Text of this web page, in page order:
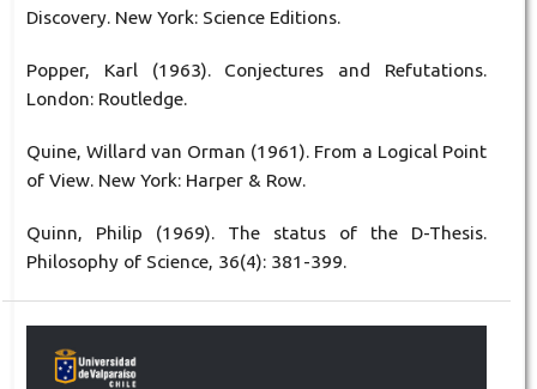
Discovery. New York: Science Editions.
Popper, Karl (1963). Conjectures and Refutations.
London: Routledge.
Quine, Willard van Orman (1961). From a Logical Point
of View. New York: Harper & Row.
Quinn, Philip (1969). The status of the D-Thesis.
Philosophy of Science, 36(4): 381-399.